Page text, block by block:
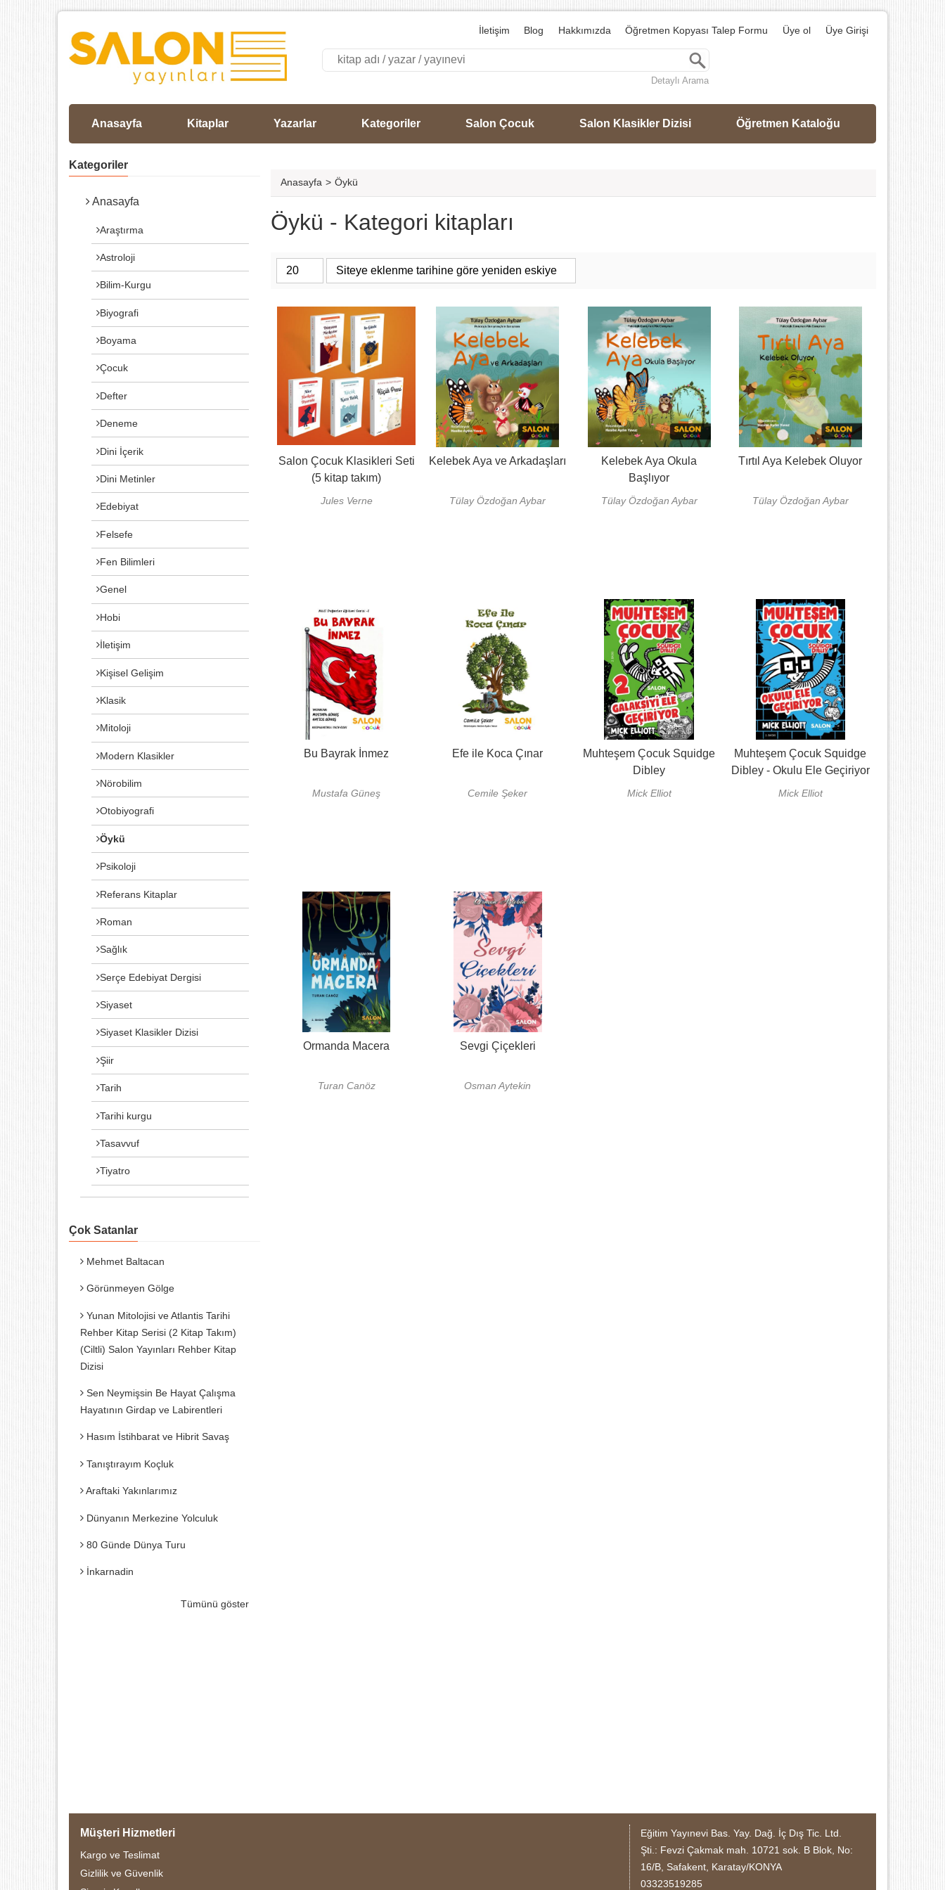
İletişim Blog Hakkımızda Öğretmen Kopyası Talep Formu Üye ol Üye Girişi
Detaylı Arama
Anasayfa Kitaplar Yazarlar Kategoriler Salon Çocuk Salon Klasikler Dizisi Öğretmen Kataloğu
Kategoriler
Anasayfa
Araştırma
Astroloji
Bilim-Kurgu
Biyografi
Boyama
Çocuk
Defter
Deneme
Dini İçerik
Dini Metinler
Edebiyat
Felsefe
Fen Bilimleri
Genel
Hobi
İletişim
Kişisel Gelişim
Klasik
Mitoloji
Modern Klasikler
Nörobilim
Otobiyografi
Öykü
Psikoloji
Referans Kitaplar
Roman
Sağlık
Serçe Edebiyat Dergisi
Siyaset
Siyaset Klasikler Dizisi
Şiir
Tarih
Tarihi kurgu
Tasavvuf
Tiyatro
Çok Satanlar
Mehmet Baltacan
Görünmeyen Gölge
Yunan Mitolojisi ve Atlantis Tarihi
Rehber Kitap Serisi (2 Kitap Takım)
(Ciltli) Salon Yayınları Rehber Kitap
Dizisi
Sen Neymişsin Be Hayat Çalışma
Hayatının Girdap ve Labirentleri
Hasım İstihbarat ve Hibrit Savaş
Tanıştırayım Koçluk
Araftaki Yakınlarımız
Dünyanın Merkezine Yolculuk
80 Günde Dünya Turu
İnkarnadin
Tümünü göster
Anasayfa > Öykü
Öykü - Kategori kitapları
Salon Çocuk Klasikleri Seti
(5 kitap takım)
Jules Verne
Kelebek Aya ve Arkadaşları
Tülay Özdoğan Aybar
Kelebek Aya Okula
Başlıyor
Tülay Özdoğan Aybar
Tırtıl Aya Kelebek Oluyor
Tülay Özdoğan Aybar
Bu Bayrak İnmez
Mustafa Güneş
Efe ile Koca Çınar
Cemile Şeker
Muhteşem Çocuk Squidge
Dibley
Mick Elliot
Muhteşem Çocuk Squidge
Dibley - Okulu Ele Geçiriyor
Mick Elliot
Ormanda Macera
Turan Canöz
Sevgi Çiçekleri
Osman Aytekin
Müşteri Hizmetleri
Kargo ve Teslimat
Gizlilik ve Güvenlik
Eğitim Yayınevi Bas. Yay. Dağ. İç Dış Tic. Ltd.
Şti.: Fevzi Çakmak mah. 10721 sok. B Blok, No:
16/B, Safakent, Karatay/KONYA
03323519285